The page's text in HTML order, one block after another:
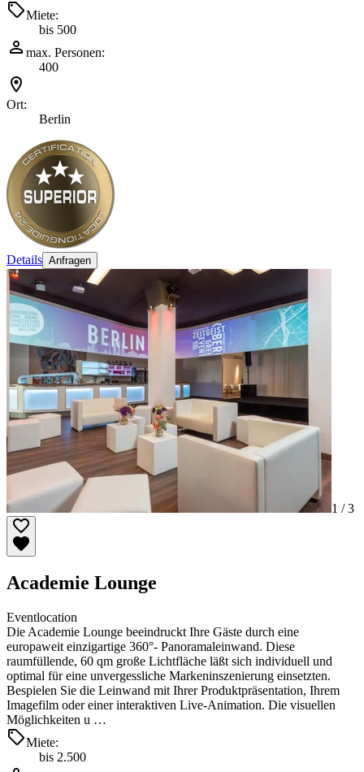
Miete:
bis 500
max. Personen:
400
Ort:
Berlin
Details Anfragen
1 /3
Academie Lounge
Eventlocation
Die Academie Lounge beeindruckt Ihre Gäste durch eine
europaweit einzigartige 360°- Panoramaleinwand. Diese
raumfüllende, 60 qm große Lichtfläche läßt sich individuell und
optimal für eine unvergessliche Markeninszenierung einsetzten.
Bespielen Sie die Leinwand mit Ihrer Produktpräsentation, Ihrem
Imagefilm oder einer interaktiven Live-Animation. Die visuellen
Möglichkeiten u …
Miete:
bis 2.500